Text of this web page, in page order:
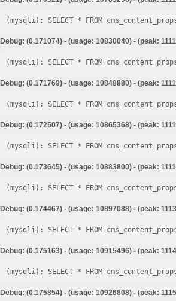
Debug: (0.171074) - (usage: 10830040) - (peak:
Debug: (0.171769) - (usage: 10848880) - (peak:
Debug: (0.172507) - (usage: 10865368) - (peak:
Debug: (0.173645) - (usage: 10883800) - (peak:
Debug: (0.174467) - (usage: 10897088) - (peak:
Debug: (0.175163) - (usage: 10915496) - (peak:
Debug: (0.175854) - (usage: 10926808) - (peak: